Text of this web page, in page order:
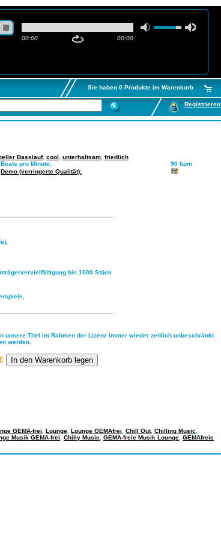
00:00 00:00
Sie haben 0 Produkte im Warenkorb
Registrieren
Basslauf, cool unterhaltsam friedlich
Beats pro Minute:
90 bpm
Demo (verringerte Qualität):
bis 1000 Stück
Titel im Rahmen der Lizenz immer wieder zeitlich unbeschränkt
werden.
GEMA-frei Lounge Lounge GEMAfrei Chill Out, Chilling Music
Musik GEMA-frei Chilly Music GEMA-freie Musik Lounge GEMAfreie